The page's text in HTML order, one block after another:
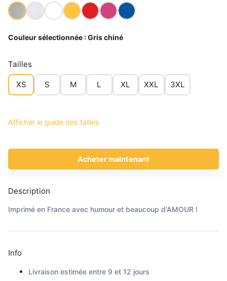
Couleur sélectionnée :Gris chiné
Tailles
XS S M L XL XXL 3XL
Afficher le guide des tailles
Acheter maintenant
Description
Imprimé en France avec humour et beaucoup d'AMOUR !
Info
Livraison estimée entre 9 et 12 jours